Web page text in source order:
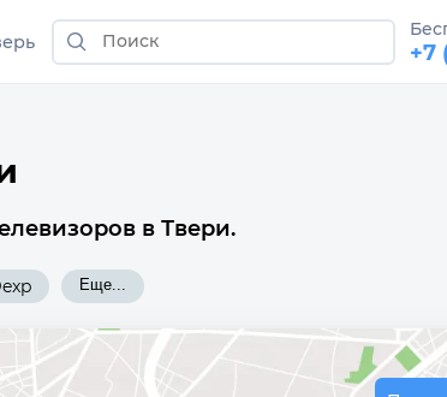
+7
в Твери.
Еще...